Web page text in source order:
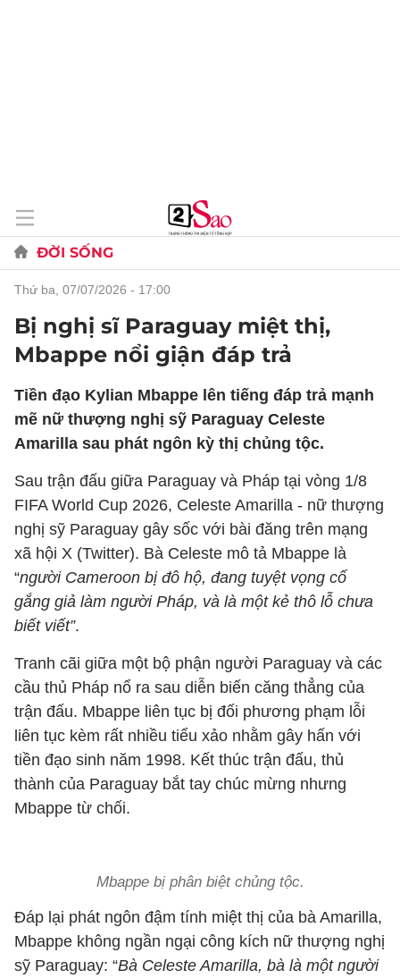
ĐỜI SỐNG
thứ ba, 07/07/2026 - 17:00
Bị nghị sĩ Paraguay miệt thị,
Mbappe nổi giận đáp trả
Tiền đạo Kylian Mbappe lên tiếng đáp trả mạnh
mẽ nữ thượng nghị sỹ Paraguay Celeste
Amarilla sau phát ngôn kỳ thị chủng tộc.
Sau trận đấu giữa Paraguay và Pháp tại vòng 1/8
FIFA World Cup 2026, Celeste Amarilla - nữ thượng
nghị sỹ Paraguay gây sốc với bài đăng trên mạng
xã hội X (Twitter). Bà Celeste mô tả Mbappe là
“người Cameroon bị đô hộ, đang tuyệt vọng cố
gắng giả làm người Pháp, và là một kẻ thô lỗ chưa
biết viết”.
Tranh cãi giữa một bộ phận người Paraguay và các
cầu thủ Pháp nổ ra sau diễn biến căng thẳng của
trận đấu. Mbappe liên tục bị đối phương phạm lỗi
liên tục kèm rất nhiều tiểu xảo nhằm gây hấn với
tiền đạo sinh năm 1998. Kết thúc trận đấu, thủ
thành của Paraguay bắt tay chúc mừng nhưng
Mbappe từ chối.
Mbappe bị phân biệt chủng tộc.
Đáp lại phát ngôn đậm tính miệt thị của bà Amarilla,
Mbappe không ngần ngại công kích nữ thượng nghị
sỹ Paraguay: “Bà Celeste Amarilla, bà là một người